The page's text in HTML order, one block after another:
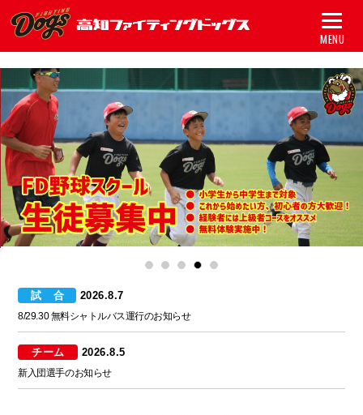
1 2 3 4 5
試合 2026.8.7
8/29.30 無料シャトルバス運行のお知らせ
チーム 2026.8.5
新入団選手のお知らせ
MENU
トップ
試合
チーム
グッズ
スポンサー
初心者ガイド
新着情報
運営会社